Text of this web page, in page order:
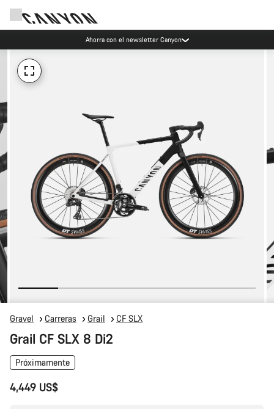
Ahorra con el newsletter Canyon
Gravel Carreras Grail CF SLX
Grail CF SLX 8 Di2
Próximamente
4,449 US$